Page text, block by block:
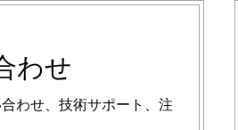
わせ
わせ、技術サポート、注